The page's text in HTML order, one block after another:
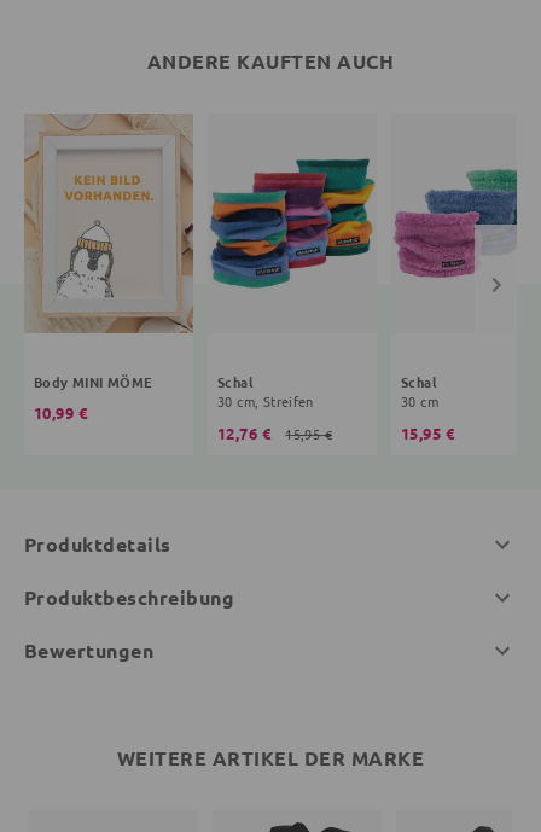
ANDERE KAUFTEN AUCH
Body MINI MÖME
10,99 €
Schal
30 cm, Streifen
12,76 € 15,95 €
Schal
30 cm
15,95 €
Produktdetails
Produktbeschreibung
Bewertungen
WEITERE ARTIKEL DER MARKE